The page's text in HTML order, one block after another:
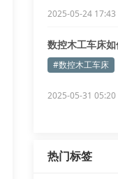
2025-05-24 17:43
数控木工车床
核心技术
#数控木工车床
2025-05-31 05:20
热门标签